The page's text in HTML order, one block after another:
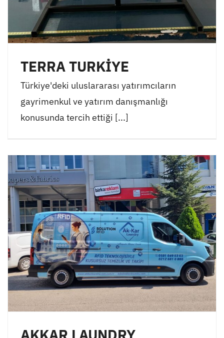
TERRA TURKİYE
Türkiye'deki uluslararası yatırımcıların
gayrimenkul ve yatırım danışmanlığı
konusunda tercih ettiği [...]